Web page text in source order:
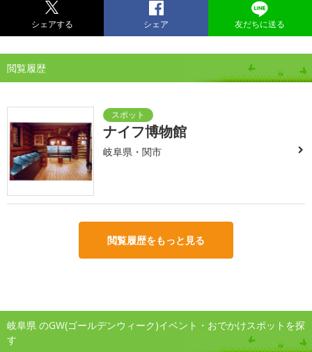
シェアする シェア 友だちに送る
閲覧履歴
ナイフ博物館
岐阜県・関市
閲覧履歴をもっと見る
岐阜県 のGW(ゴールデンウィーク)イベント・おでかけスポットを探
す